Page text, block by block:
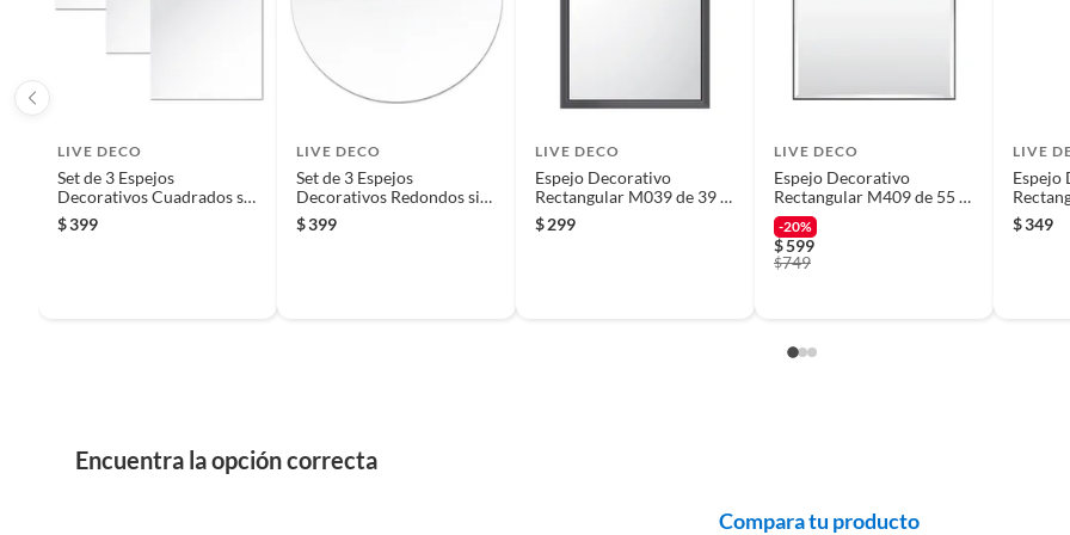
Modelo 7501131831936
Peso
Tipo de espejo
Iniciaremos el reembolso de tu dinero cuando recibamos el producto.
LIVE DECO
Set de 3 Espejos
Decorativos Cuadrados sin
Marco de 36 x 36 cm
$399
LIVE DECO
Set de 3 Espejos
Decorativos Redondos sin
Marco de 36 cm
$399
LIVE DECO
Espejo Decorativo
Rectangular M039 de 39 x
59 cm Negro
$299
LIVE DECO
Espejo Decorativo
Rectangular M409 de 55 x
70 cm Plata
-20%
$599
$749
LIVE
Espejo
123 cm
$349
Encuentra la opción correcta
Compara tu producto